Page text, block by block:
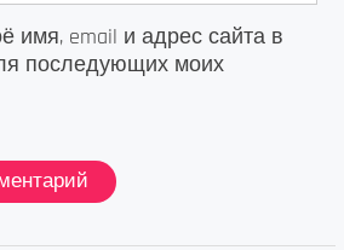
имя, email и адрес сайта в
последующих моих